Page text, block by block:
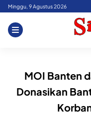
Skip
content
Minggu, 9 Agustus 2026
MOI Banten
Donasikan